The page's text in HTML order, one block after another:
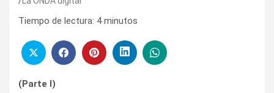
Tiempo de lectura: 4 minutos
(Parte I)